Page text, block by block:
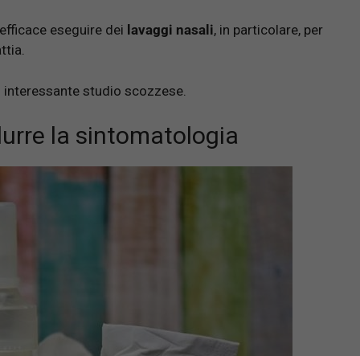
eseguire dei lavaggi nasali, in particolare, per
studio scozzese.
la sintomatologia